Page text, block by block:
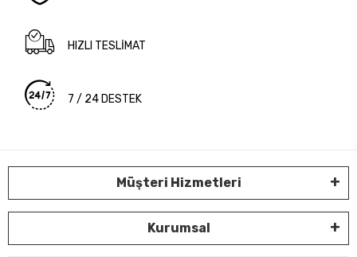
HIZLI TESLİMAT
7 / 24 DESTEK
Müşteri Hizmetleri
Kurumsal